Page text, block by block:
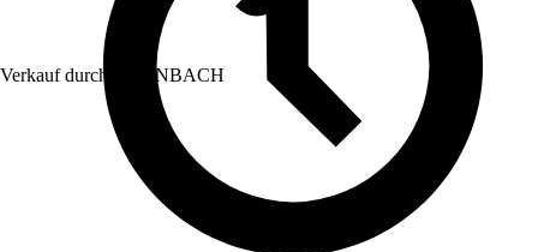
Verkauf durch: HORNBACH